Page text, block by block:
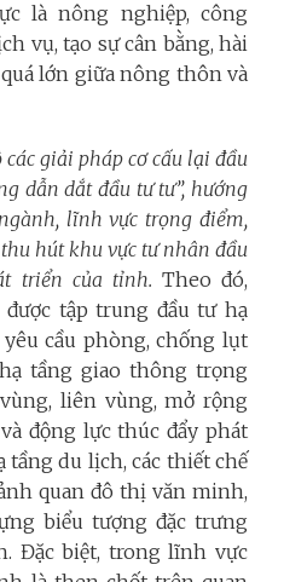
là nông nghiệp, công
vụ, tạo sự cân bằng, hài
lớn giữa nông thôn và
giải pháp cơ cấu lại đầu
dẫn dắt đầu tư tư”, hướng
lĩnh vực trọng điểm,
hút khu vực tư nhân đầu
triển của tỉnh. Theo đó,
tập trung đầu tư hạ
cầu phòng, chống lụt
tầng giao thông trọng
liên vùng, mở rộng
động lực thúc đẩy phát
du lịch, các thiết chế
quan đô thị văn minh,
biểu tượng đặc trưng
Đặc biệt, trong lĩnh vực